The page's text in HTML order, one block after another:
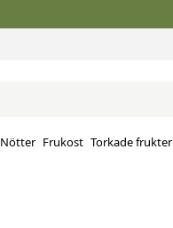
Nötter Frukost Torkade frukter